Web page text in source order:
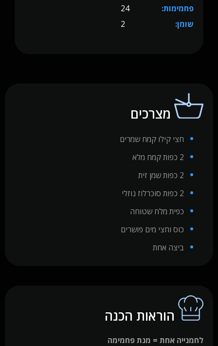
פחמימות:
24
שומן:
2
מצרכים
חצי קילו קמח שמרים
2 כפות קמח מלא
2 כפות שמן זית
2 כפות סוכרלוז נוזלי
כפית מלח שטוחה
כוס וחצי מים פושרים
ביצה אחת
הוראות הכנה
לחמנייה אחת = מנת פחמימה